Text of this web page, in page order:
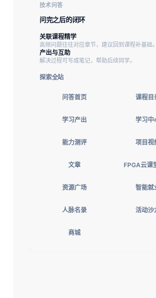
技术问答
问完之后的闭环
关联课程精学
高频问题往往对应章节，建议回到课程补基础。
产出与互助
解决过程可写成笔记，帮助后续同学。
探索全站
问答首页 课程目
学习产出 学习中
能力测评 项目视
文章 FPGA云课
资源广场 智能就
人脉名录 活动沙
商城